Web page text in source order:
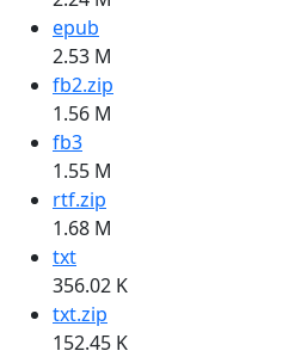
epub
2.53 M
fb2.zip
1.56 M
fb3
1.55 M
rtf.zip
1.68 M
txt
356.02 K
txt.zip
152.45 K